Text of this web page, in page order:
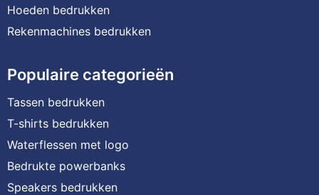
Hoeden bedrukken
Rekenmachines bedrukken
Populaire categorieën
Tassen bedrukken
T-shirts bedrukken
Waterflessen met logo
Bedrukte powerbanks
Speakers bedrukken